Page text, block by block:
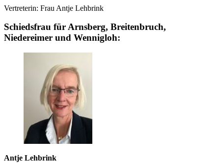
Vertreterin: Frau Antje Lehbrink
Schiedsfrau für Arnsberg, Breitenbruch,
Niedereimer und Wennigloh:
Antje Lehbrink